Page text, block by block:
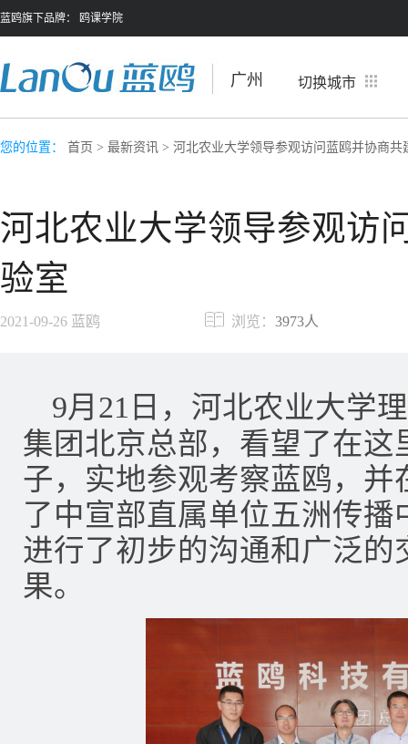
蓝鸥旗下品牌： 鸥课学院
广州 切换城市
您的位置： 首页 > 最新资讯 > 河北农业大学领导参观访问蓝鸥并协商共
河北农业大学领导参观访
验室
2021-09-26 蓝鸥 3973人
浏览：
9月21日，河北农业大学
集团北京总部，看望了在
子，实地参观考察蓝鸥，
了中宣部直属单位五洲传
进行了初步的沟通和广泛
果。